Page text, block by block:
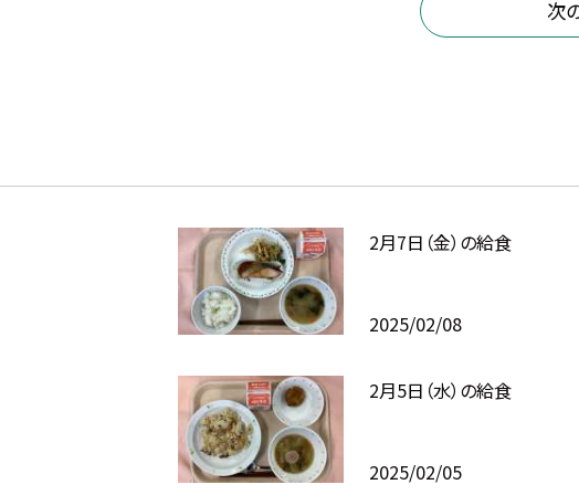
次
2月7日（金）の給食
2025/02/08
2月5日（水）の給食
2025/02/05